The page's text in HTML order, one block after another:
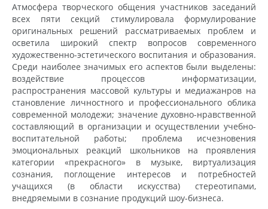
Атмосфера творческого общения участников заседаний
всех пяти секций стимулировала формулирование
оригинальных решений рассматриваемых проблем и
осветила широкий спектр вопросов современного
художественно-эстетического воспитания и образования.
Среди наиболее значимых его аспектов были выделены:
воздействие процессов информатизации,
распространения массовой культуры и медиажанров на
становление личностного и профессионального облика
современной молодежи; значение духовно-нравственной
составляющий в организации и осуществлении учебно-
воспитательной работы; проблема исчезновения
эмоциональных реакций школьников на проявления
категории «прекрасного» в музыке, виртуализация
сознания, поглощение интересов и потребностей
учащихся (в области искусства) стереотипами,
внедряемыми в сознание продукций шоу-бизнеса.